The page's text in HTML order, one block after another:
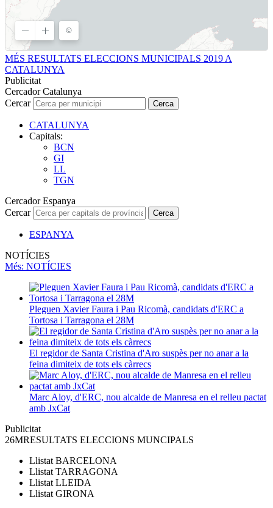
MÉS RESULTATS ELECCIONS MUNICIPALS 2019 A
CATALUNYA
Publicitat
Cercador Catalunya
Cercar
Cerca
CATALUNYA
Capitals:
BCN
GI
LL
TGN
Cercador Espanya
Cercar
Cerca
ESPANYA
NOTÍCIES
Més: NOTÍCIES
Pleguen Xavier Faura i Pau Ricomà, candidats d'ERC a
Tortosa i Tarragona el 28M
El regidor de Santa Cristina d'Aro suspès per no anar a la
feina dimiteix de tots els càrrecs
Marc Aloy, d'ERC, nou alcalde de Manresa en el relleu pactat
amb JxCat
Publicitat
26MRESULTATS ELECCIONS MUNCIPALS
Llistat BARCELONA
Llistat TARRAGONA
Llistat LLEIDA
Llistat GIRONA